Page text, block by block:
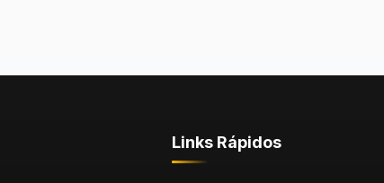
Links Rápidos